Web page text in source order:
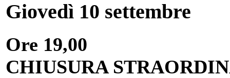
Giovedì 10 settembre
Ore 19,00
CHIUSURA